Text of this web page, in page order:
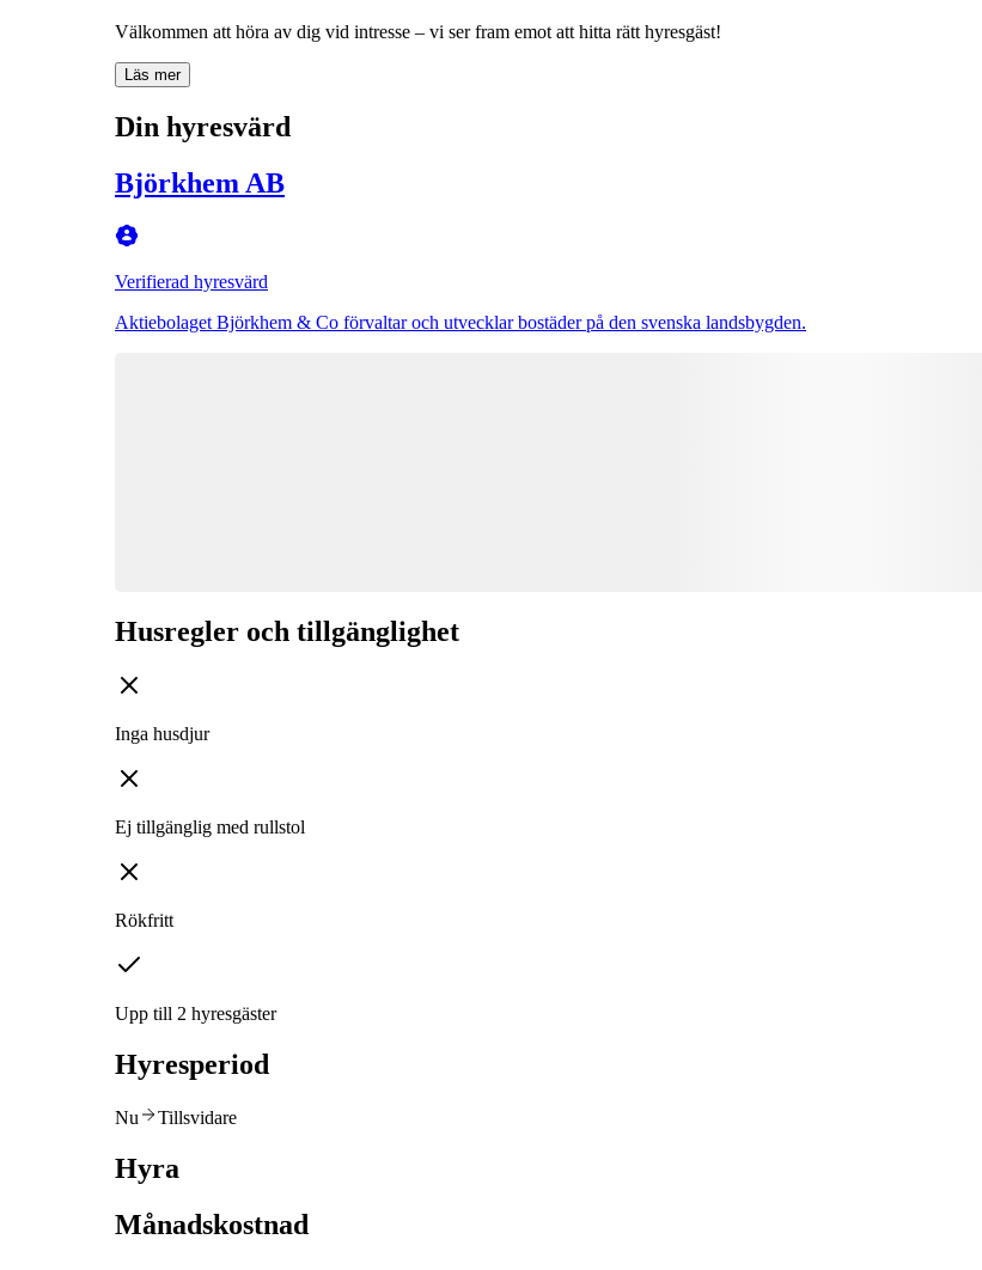
Välkommen att höra av dig vid intresse – vi ser fram emot att hitta rätt hyresgäst!
Läs mer
Din hyresvärd
Björkhem AB
Verifierad hyresvärd
Aktiebolaget Björkhem & Co förvaltar och utvecklar bostäder på den svenska landsbygden.
Husregler och tillgänglighet
Inga husdjur
Ej tillgänglig med rullstol
Rökfritt
Upp till 2 hyresgäster
Hyresperiod
Nu Tillsvidare
Hyra
Månadskostnad